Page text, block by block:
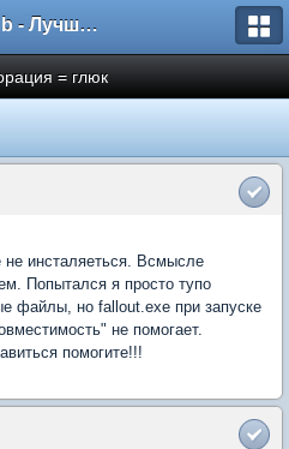
Life Hub - Лучшие компьютерные игры мира
= глюк
инсталяеться. Всмысле
Попытался я просто тупо
файлы, но fallout.exe при запуске
не помогает.
помогите!!!